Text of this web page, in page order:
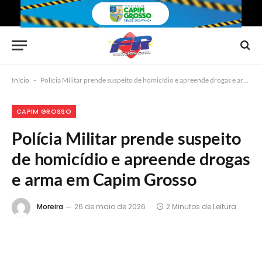
Início - Polícia Militar prende suspeito de homicídio e apreende drogas e arma em Capim Grosso
CAPIM GROSSO
Polícia Militar prende suspeito
de homicídio e apreende drogas
e arma em Capim Grosso
Moreira 26 de maio de 2026 2 Minutos de Leitura